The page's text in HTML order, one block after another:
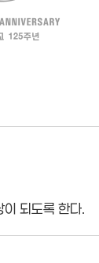
되도록 한다.